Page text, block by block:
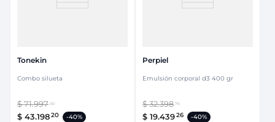
Tonekin
Combo silueta
$71.997 00
$ 43.19820 -40%
Perpiel
Emulsión corporal d3 400 gr
$32.398 76
$ 19.43926 -40%